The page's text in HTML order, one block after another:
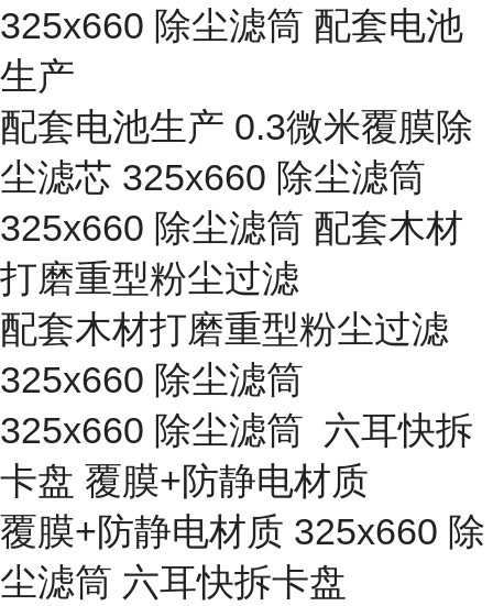
325x660 除尘滤筒 配套电池
生产
配套电池生产 0.3微米覆膜除
尘滤芯 325x660 除尘滤筒
325x660 除尘滤筒 配套木材
打磨重型粉尘过滤
配套木材打磨重型粉尘过滤
325x660 除尘滤筒
325x660 除尘滤筒 六耳快拆
卡盘 覆膜+防静电材质
覆膜+防静电材质 325x660 除
尘滤筒 六耳快拆卡盘